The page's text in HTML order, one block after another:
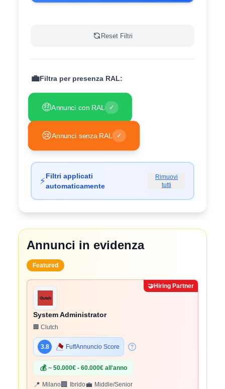
Reset Filtri
💼Filtra per presenza RAL:
🤑Annunci con RAL ✓
😢Annunci senza RAL ✓
⚡Filtri applicati
automaticamente
Rimuovi
tutti
Annunci in evidenza
Featured
🤝Hiring Partner
System Administrator
🏢 Clutch
3.8 FuffAnnuncio Score
💰 ~ 50.000€ - 60.000€ all'anno
📍 Milano🏢 Ibrido💼 Middle/Senior